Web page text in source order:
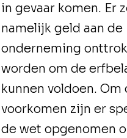
in gevaar komen. Er
namelijk geld aan de
onderneming
worden om de
kunnen voldoen.
voorkomen zijn er
de wet opgenomen